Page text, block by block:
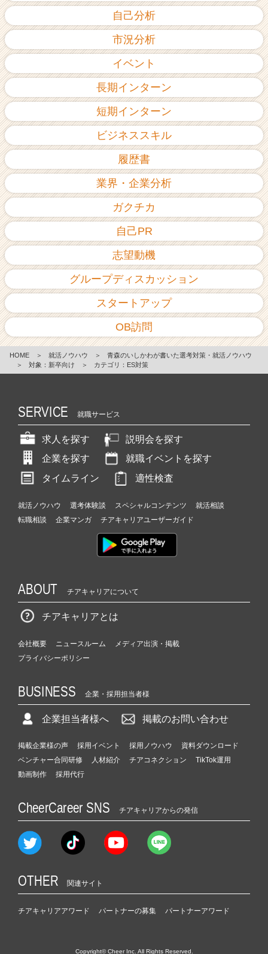
e
r）
自己分析
市況分析
イベント
長期インターン
短期インターン
ビジネススキル
履歴書
業界・企業分析
ガクチカ
自己PR
志望動機
グループディスカッション
スタートアップ
OB訪問
HOME ＞ 就活ノウハウ ＞
青森のいしかわが書いた選考対策・就活ノウハウ
＞
対象：新卒向け ＞ カテゴリ：ES対策
SERVICE 就職サービス
求人を探す
説明会を探す
企業を探す
就職イベントを探す
タイムライン
適性検査
就活ノウハウ 選考体験談 スペシャルコンテンツ
就活相談
転職相談
企業マンガ チアキャリアユーザーガイド
ABOUT チアキャリアについて
チアキャリアとは
会社概要 ニュースルーム
メディア出演・掲載
プライバシーポリシー
BUSINESS 企業・採用担当者様
企業担当者様へ 掲載のお問い合わせ
掲載企業様の声 採用イベント 採用ノウハウ
資料ダウンロード
ベンチャー合同研修
人材紹介 チアコネクション
TikTok運用
動画制作
採用代行
CheerCareer SNS チアキャリアからの発信
OTHER 関連サイト
チアキャリアアワード パートナーの募集 パートナーアワード
Copyright© Cheer Inc. All Rights Reserved.